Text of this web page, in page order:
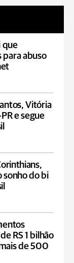
que
para abuso
Vitória
e segue
sonho do bi
RS 1 bilhão
de 500